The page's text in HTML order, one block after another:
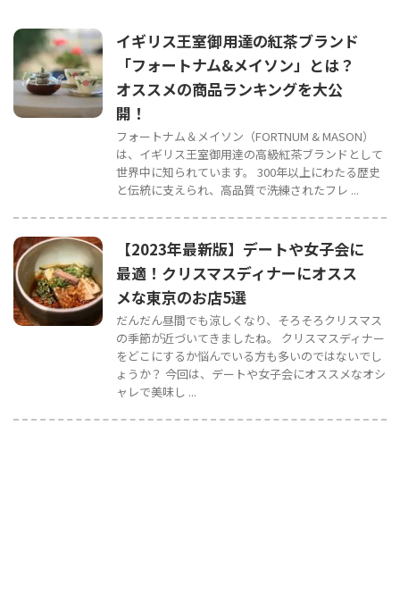
イギリス王室御用達の紅茶ブランド
「フォートナム&メイソン」とは？
オススメの商品ランキングを大公
開！
フォートナム＆メイソン（FORTNUM & MASON）
は、イギリス王室御用達の高級紅茶ブランドとして
世界中に知られています。 300年以上にわたる歴史
と伝統に支えられ、高品質で洗練されたフレ ...
【2023年最新版】デートや女子会に
最適！クリスマスディナーにオスス
メな東京のお店5選
だんだん昼間でも涼しくなり、そろそろクリスマス
の季節が近づいてきましたね。 クリスマスディナー
をどこにするか悩んでいる方も多いのではないでし
ょうか？ 今回は、デートや女子会にオススメなオシ
ャレで美味し ...